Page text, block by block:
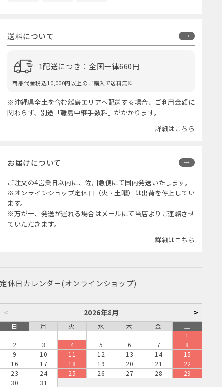
送料について
1配送につき：全国一律660円
商品代金税込10,000円以上のご購入で送料無料
※沖縄県全土を含む離島エリアへ配送する場合、ご利用金額に
関わらず、別途「離島中継手数料」がかかります。
詳細はこちら
お届けについて
ご注文の4営業日以内に、佐川急便にて国内発送いたします。
※オンラインショップ定休日（火・土曜）は出荷を停止してい
ます。
※万が一、発送が遅れる場合はメールにて当店よりご連絡させ
ていただきます。
詳細はこちら
定休日カレンダー(オンラインショップ)
< 2026年8月 >
日 月 火 水 木 金
土
1
2
3 4 5 6 7
8
9
10 11 12 13 14
15
16
17 18 19 20 21
22
23
24 25 26 27 28
29
30
31